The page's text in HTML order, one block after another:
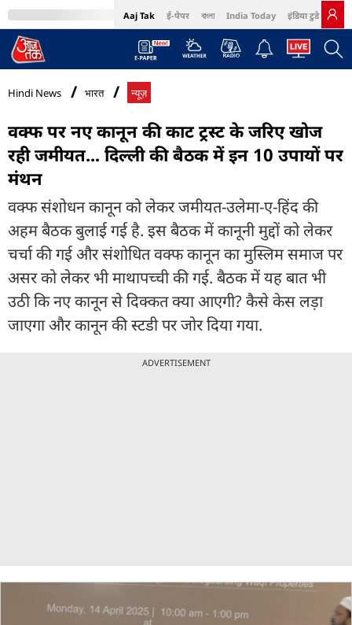
Aaj Tak ई-पेपर বাংলা India Today इंडिया टुडे हिंदी
MumbaiTak Cosmopolitan Harper's Bazaar Northeast
Hindi News भारत न्यूज़
वक्फ पर नए कानून की काट ट्रस्ट के जरिए खोज
रही जमीयत... दिल्ली की बैठक में इन 10 उपायों पर
मंथन
वक्फ संशोधन कानून को लेकर जमीयत-उलेमा-ए-हिंद की
अहम बैठक बुलाई गई है. इस बैठक में कानूनी मुद्दों को लेकर
चर्चा की गई और संशोधित वक्फ कानून का मुस्लिम समाज पर
असर को लेकर भी माथापच्ची की गई. बैठक में यह बात भी
उठी कि नए कानून से दिक्कत क्या आएगी? कैसे केस लड़ा
जाएगा और कानून की स्टडी पर जोर दिया गया.
ADVERTISEMENT